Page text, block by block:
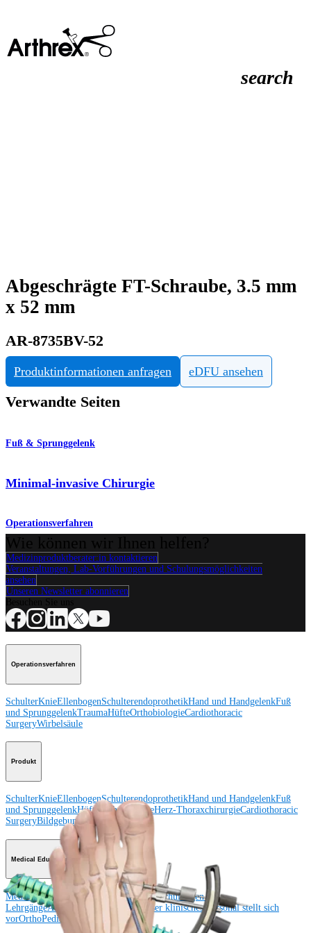
search
Abgeschrägte FT-Schraube, 3.5 mm
x 52 mm
AR-8735BV-52
Produktinformationen anfragen eDFU ansehen
Verwandte Seiten
Fuß & Sprunggelenk
Minimal-invasive Chirurgie
Operationsverfahren
Medizinproduktberater:in kontaktieren
Veranstaltungen, Lab-Vorführungen und Schulungsmöglichkeiten
ansehen
Unseren Newsletter abonnieren
Operationsverfahren
SchulterKnieEllenbogenSchulterendoprothetikHand und HandgelenkFuß
und SprunggelenkTraumaHüfteOrthobiologieCardiothoracic
SurgeryWirbelsäule
Produkt
SchulterKnieEllenbogenSchulterendoprothetikHand und HandgelenkFuß
und SprunggelenkHüfteOrthobiologieHerz-ThoraxchirurgieCardiothoracic
SurgeryBildgebung & Resektion
Medical Education
Medical Education KursbeschreibungenSchulungen &
LehrgängeArthroLab™-StandorteUnser klinisches Personal stellt sich
vorOrthoPedia